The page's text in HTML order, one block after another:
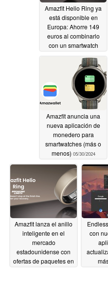
Amazfit Helio Ring ya
está disponible en
Europa: Ahorre 149
euros al combinarlo
con un smartwatch
Amazfit anuncia una
nueva aplicación de
monedero para
smartwatches (más o
menos) 05/30/2024
Amazfit lanza el anillo
inteligente en el
mercado
estadounidense con
ofertas de paquetes en
con